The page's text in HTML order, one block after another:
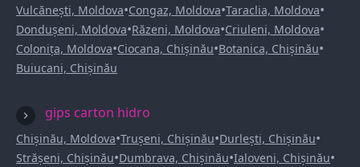
Vulcănești, Moldova•Congaz, Moldova•Taraclia, Moldova•
Dondușeni, Moldova•Răzeni, Moldova•Criuleni, Moldova•
Colonița, Moldova•Ciocana, Chișinău•Botanica, Chișinău•
Buiucani, Chișinău
gips carton hidro
Chișinău, Moldova•Trușeni, Chișinău•Durlești, Chișinău•
Strășeni, Chișinău•Dumbrava, Chișinău•Ialoveni, Chișinău•